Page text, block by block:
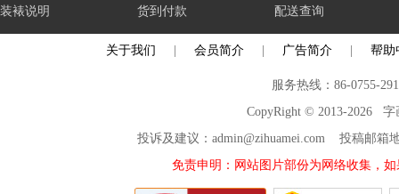
装裱说明 货到付款 配送查询
关于我们 会员简介 广告简介 帮助
服务热线：86-0755-
CopyRight © 2013-2026 字
投诉及建议：admin@zihuamei.com 投稿邮
免责申明：网站图片部份为网络收集，